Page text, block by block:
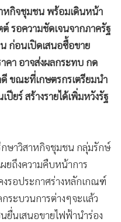
หกิจชุมชน พร้อมเดินหน้า
รอความชัดเจนจากภาครัฐ
ก่อนเปิดเสนอซื้อขาย
คา อาจส่งผลกระทบ กด
ขณะที่เกษตรกรเตรียมนำ
ยร์ สร้างรายได้เพิ่มหวังรัฐ
กษาวิสาหกิจชุมชน กลุ่มรักษ์
ยถึงความคืบหน้าการ
งรอประกาศร่างหลักเกณฑ์
ระบวนการต่างๆจะแล้ว
ยื่นเสนอขายไฟฟ้านำร่อง